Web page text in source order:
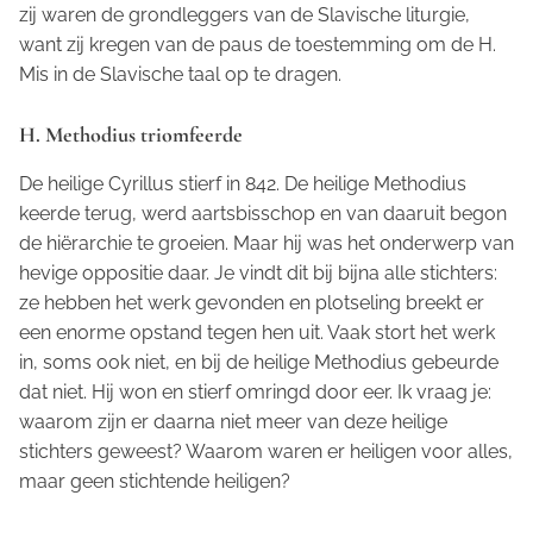
zij waren de grondleggers van de Slavische liturgie,
want zij kregen van de paus de toestemming om de H.
Mis in de Slavische taal op te dragen.
H. Methodius triomfeerde
De heilige Cyrillus stierf in 842. De heilige Methodius
keerde terug, werd aartsbisschop en van daaruit begon
de hiërarchie te groeien. Maar hij was het onderwerp van
hevige oppositie daar. Je vindt dit bij bijna alle stichters:
ze hebben het werk gevonden en plotseling breekt er
een enorme opstand tegen hen uit. Vaak stort het werk
in, soms ook niet, en bij de heilige Methodius gebeurde
dat niet. Hij won en stierf omringd door eer. Ik vraag je:
waarom zijn er daarna niet meer van deze heilige
stichters geweest? Waarom waren er heiligen voor alles,
maar geen stichtende heiligen?